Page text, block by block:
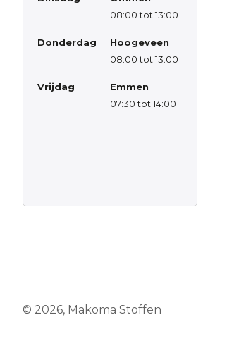
08:00 tot 13:00
Donderdag
Hoogeveen
08:00 tot 13:00
Vrijdag
Emmen
07:30 tot 14:00
© 2026, Makoma Stoffen